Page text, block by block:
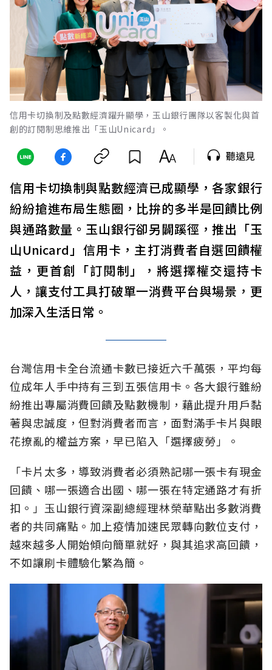
信用卡切換制及點數經濟躍升顯學，玉山銀行團隊以客製化與首
創的訂閱制思維推出「玉山Unicard」。
聽遠見
信用卡切換制與點數經濟已成顯學，各家銀行
紛紛搶進布局生態圈，比拚的多半是回饋比例
與通路數量。玉山銀行卻另闢蹊徑，推出「玉
山Unicard」信用卡，主打消費者自選回饋權
益，更首創「訂閱制」，將選擇權交還持卡
人，讓支付工具打破單一消費平台與場景，更
加深入生活日常。
台灣信用卡全台流通卡數已接近六千萬張，平均每
位成年人手中持有三到五張信用卡。各大銀行雖紛
紛推出專屬消費回饋及點數機制，藉此提升用戶黏
著與忠誠度，但對消費者而言，面對滿手卡片與眼
花撩亂的權益方案，早已陷入「選擇疲勞」。
「卡片太多，導致消費者必須熟記哪一張卡有現金
回饋、哪一張適合出國、哪一張在特定通路才有折
扣。」玉山銀行資深副總經理林榮華點出多數消費
者的共同痛點。加上疫情加速民眾轉向數位支付，
越來越多人開始傾向簡單就好，與其追求高回饋，
不如讓刷卡體驗化繁為簡。